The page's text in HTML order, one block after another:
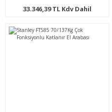
33.346,39 TL Kdv Dahil